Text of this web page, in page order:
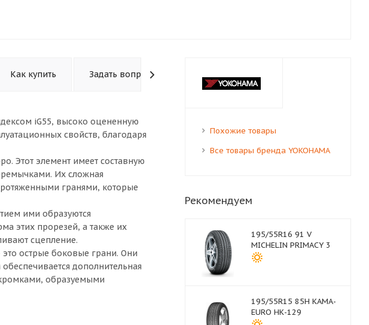
Как купить Задать вопрос
iG55, высоко оцененную
свойств, благодаря
Этот элемент имеет составную
Их сложная
гранями, которые
ими образуются
этих прорезей, а также их
сцепление.
острые боковые грани. Они
дополнительная
образуемыми
Похожие товары
Все товары бренда YOKOHAMA
Рекомендуем
195/55R16 91 V
MICHELIN PRIMACY 3
195/55R15 85H КАМА-
EURO НК-129